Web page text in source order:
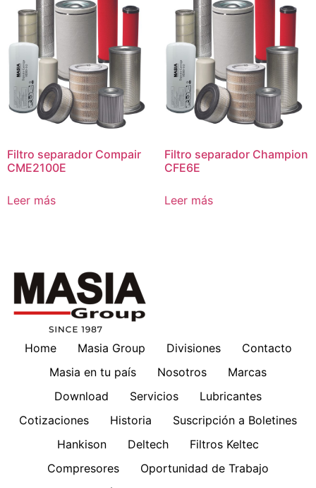
Filtro separador Compair
CME2100E
Leer más
Filtro separador Champion
CFE6E
Leer más
Home Masia Group Divisiones
Contacto
Masia en tu país
Nosotros
Marcas
Download
Servicios
Lubricantes
Cotizaciones
Historia
Suscripción a Boletines
Hankison
Deltech
Filtros Keltec
Compresores
Oportunidad de Trabajo